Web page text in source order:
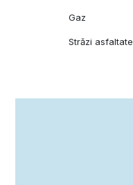
Gaz
Străzi asfaltate